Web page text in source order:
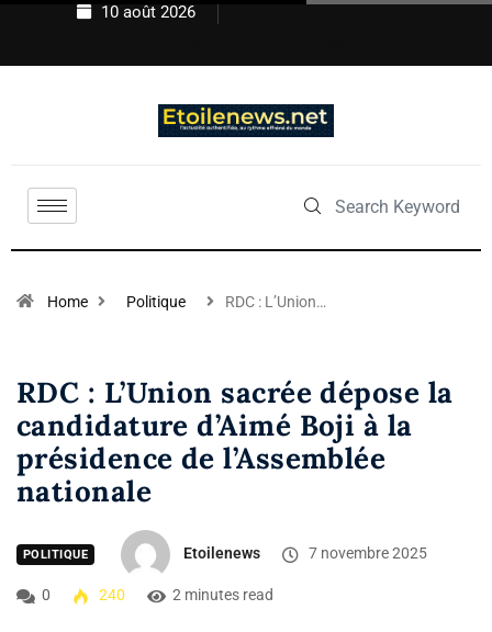
10 août 2026
Home Politique RDC : L’Union…
RDC : L’Union sacrée dépose la
candidature d’Aimé Boji à la
présidence de l’Assemblée
nationale
POLITIQUE Etoilenews 7 novembre 2025
0 240 2 minutes read